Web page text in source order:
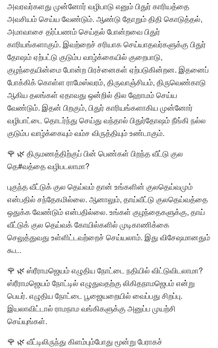
அவரவர்களது முன்னோர் வழிபாடு எனும் பிதுர் காரியத்தை
அவசியம் செய்ய வேண்டும். ஆண்டு தோறும் திதி கொடுத்தல்,
அமாவாசை தர்ப்பணம் செய்தல் போன்றவை பிதுர்
காரியங்களாகும். இவற்றைச் சரியாக செய்யாதவர்களுக்கு பிதுர்
தோஷம் ஏற்பட்டு குடும்ப வாழ்க்கையில் குறைபாடு,
குழந்தையின்மை போன்ற பிரச்னைகள் ஏற்படுகின்றன. இதனைப்
போக்கிக் கொள்ள ராமேஸ்வரம், திருவாஞ்சியம், திருவெண்காடு
ஆகிய தலங்கள் ஏதாவது ஒன்றில் தில ஹோமம் செய்ய
வேண்டும். இதன் பிறகும், பிதுர் காரியங்களாகிய முன்னோர்
வழிபாட்டை தொடர்ந்து செய்து வந்தால் பிதுர்தோஷம் நீங்கி நல்ல
குடும்ப வாழ்க்கையும் வம்ச விருத்தியும் உண்டாகும்.
🌹 🌿 திருமணத்திற்குப் பின் பெண்கள் பிறந்த வீட்டு குல
தெ#வத்தை வழிபடலாமா?
புகுந்த வீட்டுக் குல தெய்வம் தான் உங்களின் குலதெய்வமும்
என்பதில் சந்தேகமில்லை. ஆனாலும், தாய்வீட்டு குலதெய்வத்தை
ஒதுக்க வேண்டும் என்பதில்லை. உங்கள் குழந்தைகளுக்கு, தாய்
வீட்டுக் குல தெய்வக் கோயில்களில் முடிகாணிக்கை
செலுத்துவது உள்ளிட்டவற்றைச் செய்யலாம். இது விசேஷமானதும்
கூட.
🌹 🌿 ஸ்ரீராமஜெயம் எழுதிய நோட்டை நதியில் விட்டுவிடலாமா?
ஸ்ரீராமஜெயம் நோட்டில் எழுதுவதற்கு லிகிதநாமஜெபம் என்று
பெயர். எழுதிய நோட்டை பூஜையறையில் வைப்பது சிறப்பு.
இயலாவிட்டால் ராமநாம வங்கிகளுக்கு அனுப்ப முயற்சி
செய்யுங்கள்.
🌹 🌿 வீட்டிலிருந்து கிளம்பும்போது மூன்று பேராகச்